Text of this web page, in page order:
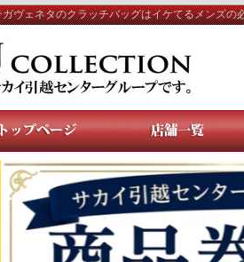
ガヴェネタのクラッチバッグはイケてるメンズ